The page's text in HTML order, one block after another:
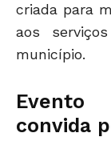
criada para
aos
município.
convida